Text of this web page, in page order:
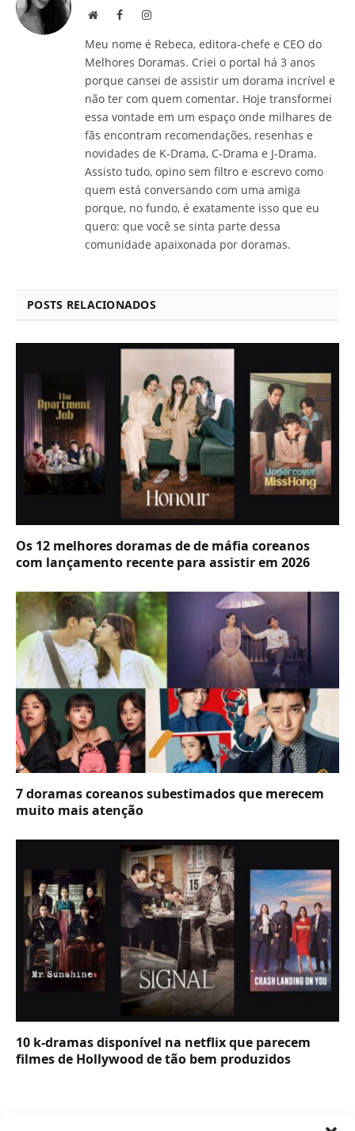
Site FacebookInstagram
Meu nome é Rebeca, editora-chefe e CEO do
Melhores Doramas. Criei o portal há 3 anos
porque cansei de assistir um dorama incrível e
não ter com quem comentar. Hoje transformei
essa vontade em um espaço onde milhares de
fãs encontram recomendações, resenhas e
novidades de K-Drama, C-Drama e J-Drama.
Assisto tudo, opino sem filtro e escrevo como
quem está conversando com uma amiga
porque, no fundo, é exatamente isso que eu
quero: que você se sinta parte dessa
comunidade apaixonada por doramas.
POSTS RELACIONADOS
Os 12 melhores doramas de de máfia coreanos
com lançamento recente para assistir em 2026
7 doramas coreanos subestimados que merecem
muito mais atenção
10 k-dramas disponível na netflix que parecem
filmes de Hollywood de tão bem produzidos